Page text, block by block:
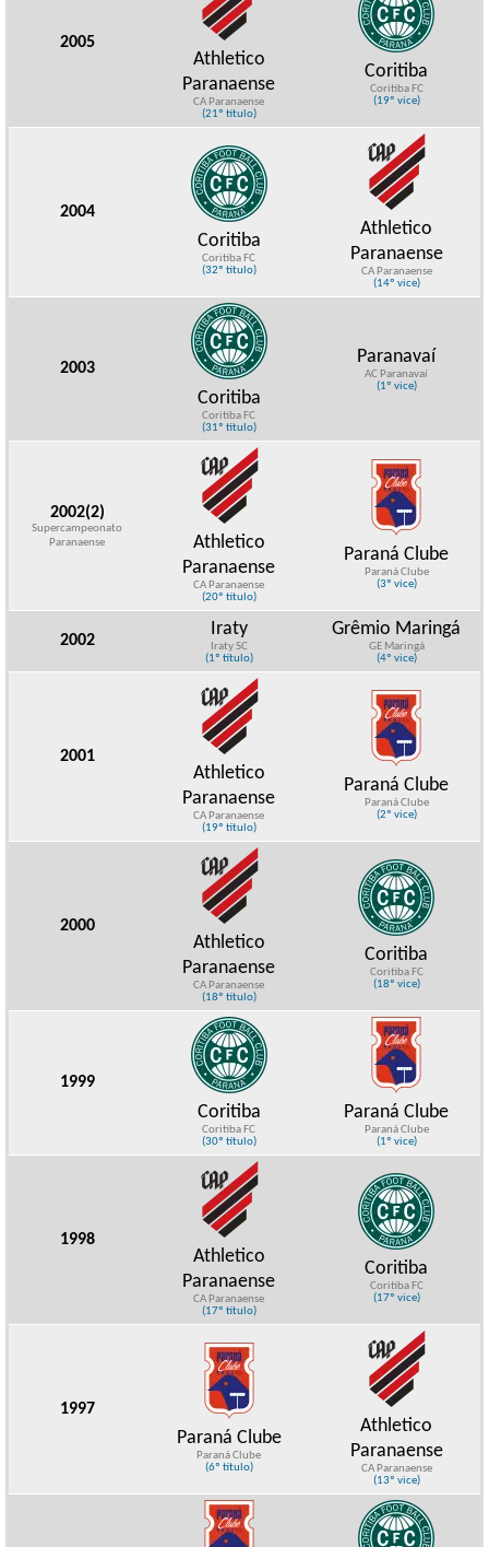
2005
Athletico
Paranaense
CA Paranaense
(21º título)
Coritiba
Coritiba FC
(19º vice)
2004
Coritiba
Coritiba FC
(32º título)
Athletico
Paranaense
CA Paranaense
(14º vice)
2003
Coritiba
Coritiba FC
(31º título)
Paranavaí
AC Paranavaí
(1º vice)
2002(2)
Supercampeonato
Paranaense
Athletico
Paranaense
CA Paranaense
(20º título)
Paraná Clube
Paraná Clube
(3º vice)
2002
Iraty
Iraty SC
(1º título)
Grêmio Maringá
GE Maringá
(4º vice)
2001
Athletico
Paranaense
CA Paranaense
(19º título)
Paraná Clube
Paraná Clube
(2º vice)
2000
Athletico
Paranaense
CA Paranaense
(18º título)
Coritiba
Coritiba FC
(18º vice)
1999
Coritiba
Coritiba FC
(30º título)
Paraná Clube
Paraná Clube
(1º vice)
1998
Athletico
Paranaense
CA Paranaense
(17º título)
Coritiba
Coritiba FC
(17º vice)
1997
Paraná Clube
Paraná Clube
(6º título)
Athletico
Paranaense
CA Paranaense
(13º vice)